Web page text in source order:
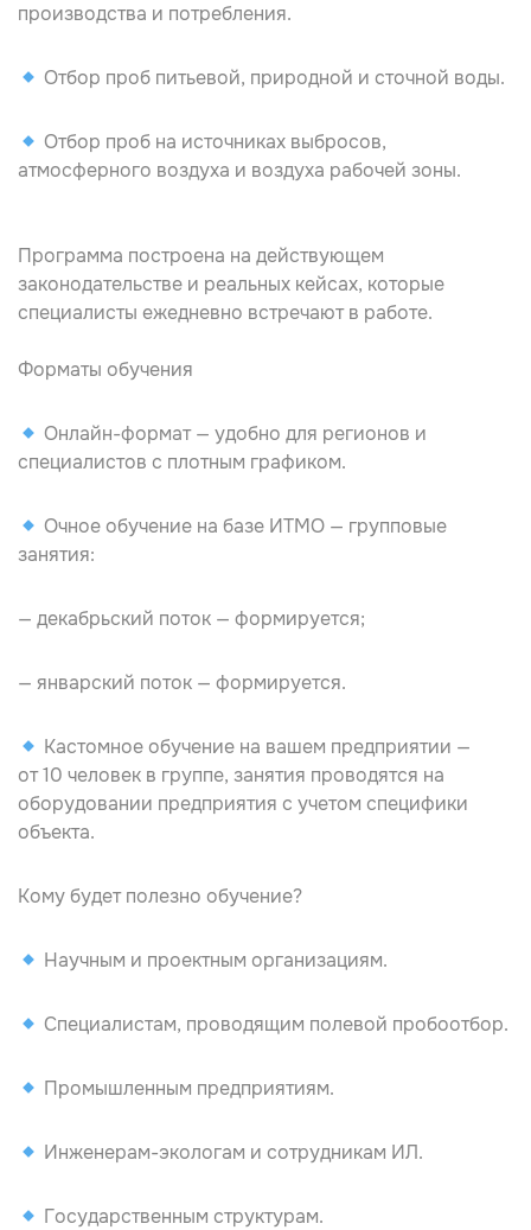
производства и потребления.
Отбор проб питьевой, природной и сточной воды.
Отбор проб на источниках выбросов,
атмосферного воздуха и воздуха рабочей зоны.
Программа построена на действующем
законодательстве и реальных кейсах, которые
специалисты ежедневно встречают в работе.
Форматы обучения
Онлайн-формат — удобно для регионов и
специалистов с плотным графиком.
Очное обучение на базе ИТМО — групповые
занятия:
— декабрьский поток — формируется;
— январский поток — формируется.
Кастомное обучение на вашем предприятии —
от 10 человек в группе, занятия проводятся на
оборудовании предприятия с учетом специфики
объекта.
Кому будет полезно обучение?
Научным и проектным организациям.
Специалистам, проводящим полевой пробоотбор.
Промышленным предприятиям.
Инженерам-экологам и сотрудникам ИЛ.
Государственным структурам.